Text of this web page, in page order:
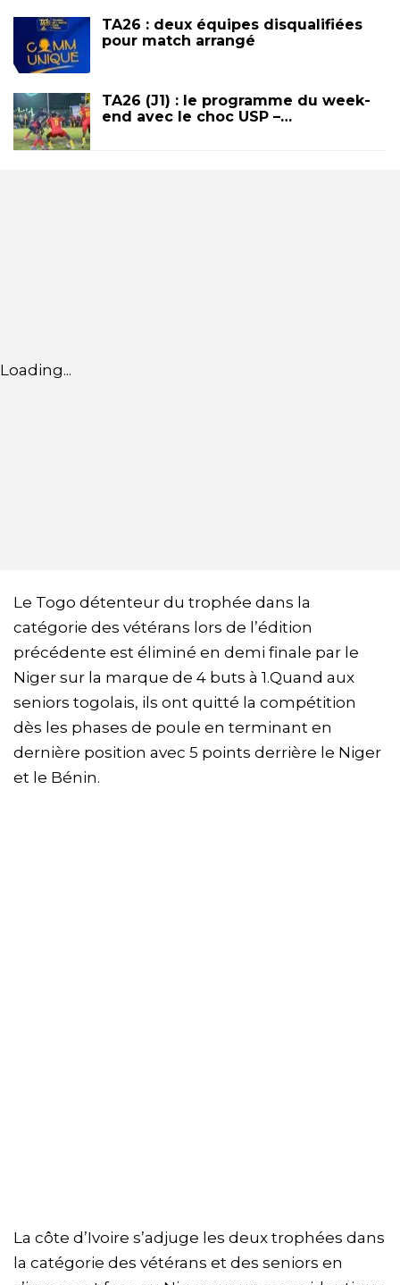
TA26 : deux équipes disqualifiées
pour match arrangé
TA26 (J1) : le programme du week-
end avec le choc USP –…
Loading...
Le Togo détenteur du trophée dans la
catégorie des vétérans lors de l’édition
précédente est éliminé en demi finale par le
Niger sur la marque de 4 buts à 1.Quand aux
seniors togolais, ils ont quitté la compétition
dès les phases de poule en terminant en
dernière position avec 5 points derrière le Niger
et le Bénin.
La côte d’Ivoire s’adjuge les deux trophées dans
la catégorie des vétérans et des seniors en